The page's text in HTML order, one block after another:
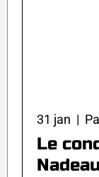
31 jan |
Le